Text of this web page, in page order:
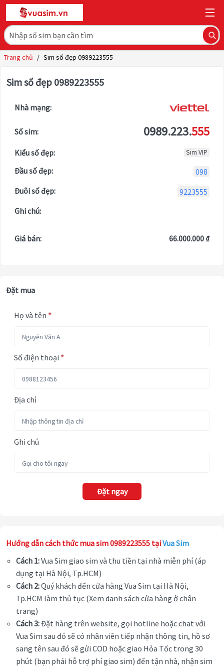
Trang chủ / Sim số đẹp 0989223555
Sim số đẹp 0989223555
Nhà mạng:
Số sim: 0989.223.555
Kiểu số đẹp: Sim VIP
Đầu số đẹp:
098
Đuôi số đẹp:
9223555
Ghi chú:
Giá bán: 66.000.000 ₫
Đặt mua
Họ và tên *
Số điện thoại *
Địa chỉ
Ghi chú
Đặt ngay
Hướng dẫn cách thức mua sim 0989223555 tạiVua Sim
Cách 1:Vua Sim giao sim và thu tiền tại nhà miễn phí (áp
dụng tại Hà Nội, Tp.HCM)
Cách 2:Quý khách đến cửa hàng Vua Sim tại Hà Nội,
Tp.HCM làm thủ tục (Xem danh sách cửa hàng ở chân
trang)
Cách 3:Đặt hàng trên website, gọi hotline hoặc chat với
Vua Sim sau đó sẽ có nhân viên tiếp nhận thông tin, hồ sơ
sang tên sau đó sẽ gửi COD hoặc giao Hỏa Tốc trong 30
phút (bạn phải hỗ trợ phí giao sim) đến tận nhà, nhận sim